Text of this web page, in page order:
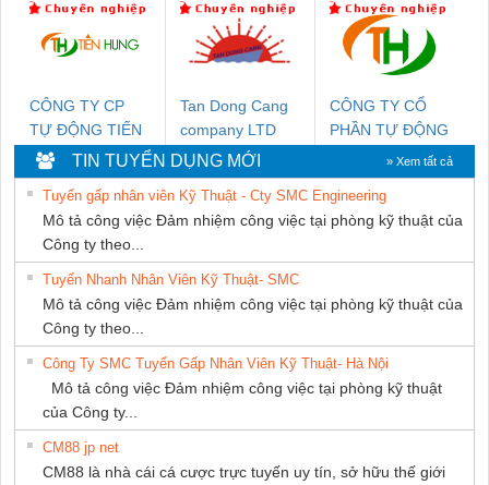
NAM
SETSUBI VIỆT
NAM
CÔNG TY CP
TỰ ĐỘNG TIẾN
HƯNG
Tan Dong Cang
company LTD
CÔNG TY CỔ
PHẦN TỰ ĐỘNG
TIẾN HƯNG
TIN TUYỂN DỤNG MỚI » Xem tất cả
Tuyển gấp nhân viên Kỹ Thuật - Cty SMC Engineering
Mô tả công việc Đảm nhiệm công việc tại phòng kỹ thuật của
Công ty theo...
Tuyển Nhanh Nhân Viên Kỹ Thuật- SMC
Mô tả công việc Đảm nhiệm công việc tại phòng kỹ thuật của
Công ty theo...
Công Ty SMC Tuyển Gấp Nhân Viên Kỹ Thuật- Hà Nội
Mô tả công việc Đảm nhiệm công việc tại phòng kỹ thuật
của Công ty...
CM88 jp net
CM88 là nhà cái cá cược trực tuyến uy tín, sở hữu thế giới